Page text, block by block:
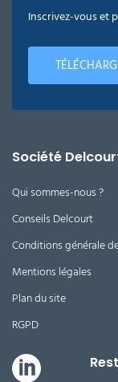
Inscrivez-vous et
Société
Qui sommes-nous ?
Conseils Delcourt
Conditions générale
Mentions légales
Plan du site
RGPD